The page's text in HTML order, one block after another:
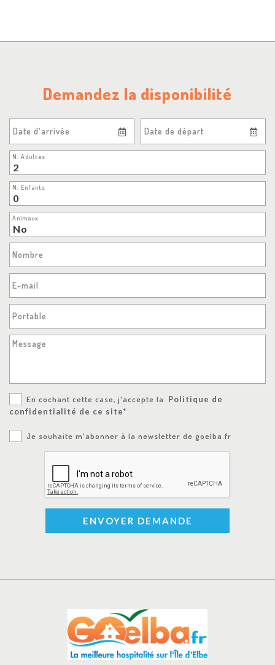
Demandez la disponibilité
Date d'arrivée Date de départ
N. Adultes
N. Enfants
Animaux
Nombre
E-mail
Portable
Message
En cochant cette case, j'accepte la
Politique de
confidentialité de ce site*
Je souhaite m'abonner à la newsletter de goelba.fr
ENVOYER DEMANDE